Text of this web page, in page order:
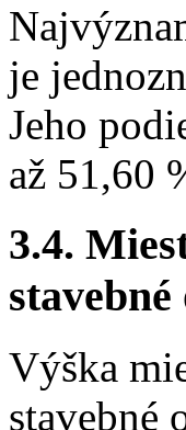
je
Jeho
až 51,60
3.4.
Výška
stavebné